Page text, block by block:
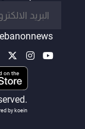
by koein